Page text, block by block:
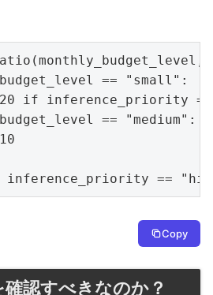
== "small":
if inference_priority
== "medium":
inference_priority ==
Copy
認すべきなのか？